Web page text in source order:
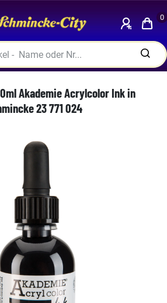
0
Akademie Acrylcolor Ink in
23 771 024